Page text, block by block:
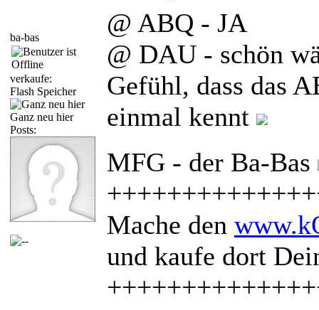
ba-bas
verkaufe:
Flash Speicher
Ganz neu hier
Posts:
@ ABQ - JA
@ DAU - schön
Gefühl, dass das
einmal kennt
MFG - der Ba-Bas
Mache den
und kaufe dort